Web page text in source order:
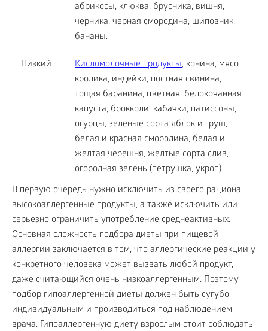
абрикосы, клюква, брусника, вишня,
черника, черная смородина, шиповник,
бананы.
Низкий Кисломолочные продукты, конина, мясо
кролика, индейки, постная свинина,
тощая баранина, цветная, белокочанная
капуста, брокколи, кабачки, патиссоны,
огурцы, зеленые сорта яблок и груш,
белая и красная смородина, белая и
желтая черешня, желтые сорта слив,
огородная зелень (петрушка, укроп).
В первую очередь нужно исключить из своего рациона
высокоаллергенные продукты, а также исключить или
серьезно ограничить употребление среднеактивных.
Основная сложность подбора диеты при пищевой
аллергии заключается в том, что аллергические реакции у
конкретного человека может вызвать любой продукт,
даже считающийся очень низкоаллергенным. Поэтому
подбор гипоаллергенной диеты должен быть сугубо
индивидуальным и производиться под наблюдением
врача. Гипоаллергенную диету взрослым стоит соблюдать